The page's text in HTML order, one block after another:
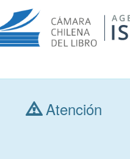
Consultar librosAtención